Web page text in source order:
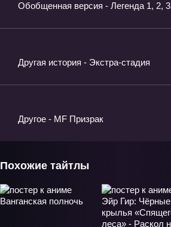
Обобщенная версия - Легенда 1, 2, 3
Другая история - Экстра-стадия
Другое - MF Призрак
Похожие тайтлы